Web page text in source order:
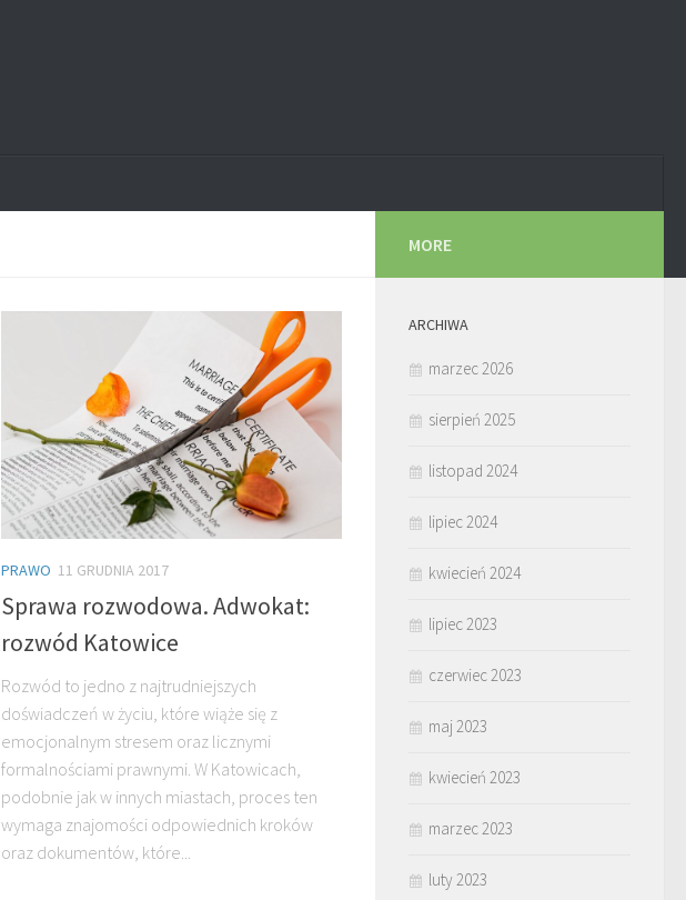
PRAWO 11 GRUDNIA 2017
Sprawa rozwodowa. Adwokat:
rozwód Katowice
Rozwód to jedno z najtrudniejszych
doświadczeń w życiu, które wiąże się z
emocjonalnym stresem oraz licznymi
formalnościami prawnymi. W Katowicach,
podobnie jak w innych miastach, proces ten
wymaga znajomości odpowiednich kroków
oraz dokumentów, które...
MORE
ARCHIWA
marzec 2026
sierpień 2025
listopad 2024
lipiec 2024
kwiecień 2024
lipiec 2023
czerwiec 2023
maj 2023
kwiecień 2023
marzec 2023
luty 2023